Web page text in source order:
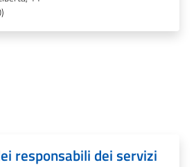
responsabili dei servizi